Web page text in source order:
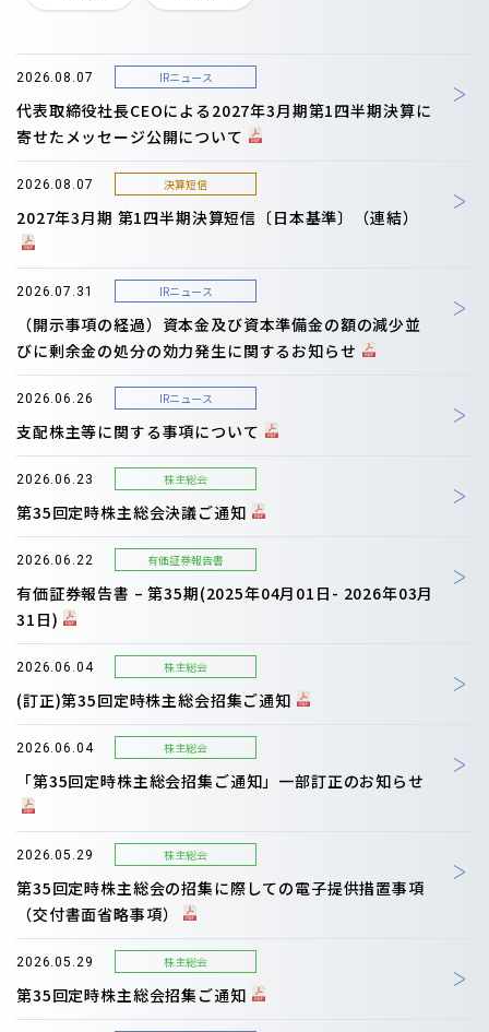
2026.08.07 IRニュース
代表取締役社長CEOによる2027年3月期第1四半期決算に
寄せたメッセージ公開について
2026.08.07 決算短信
2027年3月期 第1四半期決算短信〔日本基準〕（連結）
2026.07.31 IRニュース
（開示事項の経過）資本金及び資本準備金の額の減少並
びに剰余金の処分の効力発生に関するお知らせ
2026.06.26 IRニュース
支配株主等に関する事項について
2026.06.23 株主総会
第35回定時株主総会決議ご通知
2026.06.22 有価証券報告書
有価証券報告書 – 第35期(2025年04月01日- 2026年03月
31日)
2026.06.04 株主総会
(訂正)第35回定時株主総会招集ご通知
2026.06.04 株主総会
「第35回定時株主総会招集ご通知」一部訂正のお知らせ
2026.05.29 株主総会
第35回定時株主総会の招集に際しての電子提供措置事項
（交付書面省略事項）
2026.05.29 株主総会
第35回定時株主総会招集ご通知